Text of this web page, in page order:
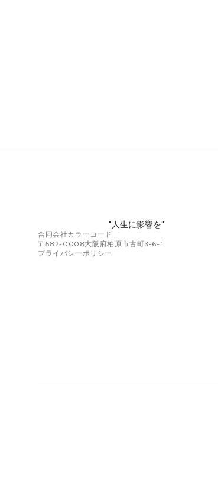
"人生に影響を"
合同会社カラーコード
〒582-0008大阪府柏原市古町3-6-1
プライバシーポリシー